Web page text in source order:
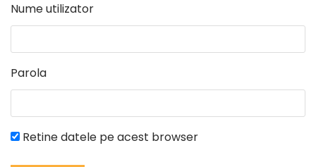
Nume utilizator
Parola
Retine datele pe acest browser